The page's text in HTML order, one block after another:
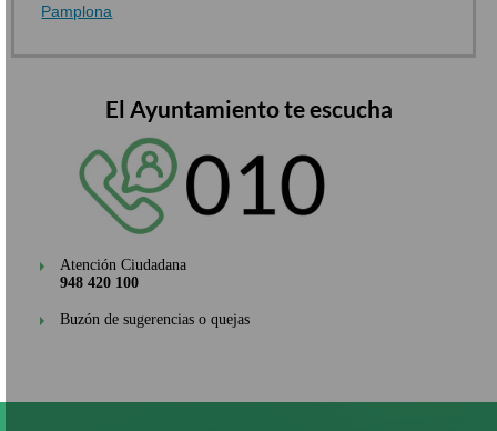
Pamplona
El Ayuntamiento te escucha
Atención Ciudadana
948 420 100
Buzón de sugerencias o quejas